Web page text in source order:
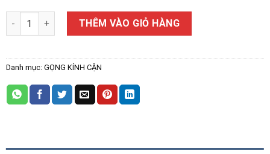
Gọng Kính Cận 21097 số lượngTHÊM VÀO GIỎ HÀNG
Danh mục: GỌNG KÍNH CẬN